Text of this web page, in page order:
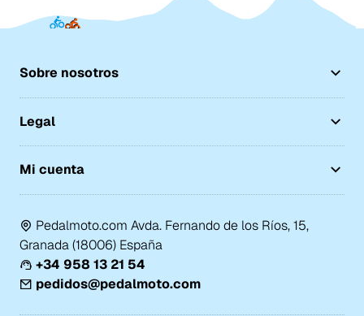
Sobre nosotros
Legal
Mi cuenta
Pedalmoto.com Avda. Fernando de los Ríos, 15,
Granada (18006) España
+34 958 13 21 54
pedidos@pedalmoto.com